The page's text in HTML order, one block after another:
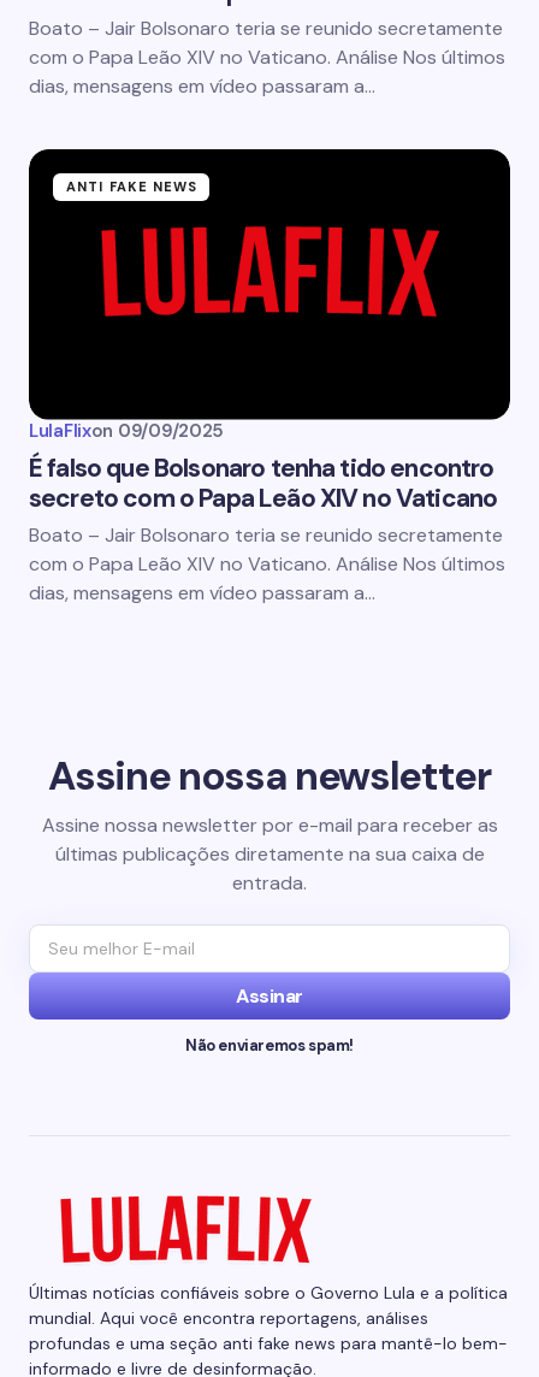
Boato – Jair Bolsonaro teria se reunido secretamente
com o Papa Leão XIV no Vaticano. Análise Nos últimos
dias, mensagens em vídeo passaram a…
ANTI FAKE NEWS
LulaFlixon 09/09/2025
É falso que Bolsonaro tenha tido encontro
secreto com o Papa Leão XIV no Vaticano
Boato – Jair Bolsonaro teria se reunido secretamente
com o Papa Leão XIV no Vaticano. Análise Nos últimos
dias, mensagens em vídeo passaram a…
Assine nossa newsletter
Assine nossa newsletter por e-mail para receber as
últimas publicações diretamente na sua caixa de
entrada.
Assinar
Não enviaremos spam!
Últimas notícias confiáveis sobre o Governo Lula e a política
mundial. Aqui você encontra reportagens, análises
profundas e uma seção anti fake news para mantê-lo bem-
informado e livre de desinformação.